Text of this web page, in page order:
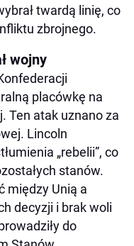
twardą linię, co
zbrojnego.
wojny
placówkę na
Ten atak uznano za
Lincoln
„rebelii”, co
stanów.
między Unią a
decyzji i brak woli
do